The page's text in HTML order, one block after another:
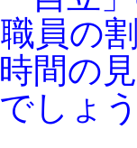
員の
間の
しょ